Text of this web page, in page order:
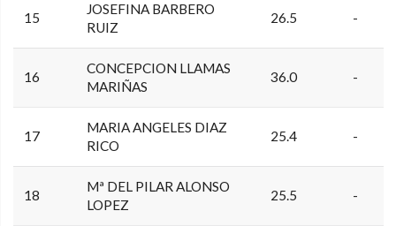
15
JOSEFINA BARBERO
RUIZ
26.5 -
16
CONCEPCION LLAMAS
MARIÑAS
36.0 -
17
MARIA ANGELES DIAZ
RICO
25.4 -
18
Mª DEL PILAR ALONSO
LOPEZ
25.5 -